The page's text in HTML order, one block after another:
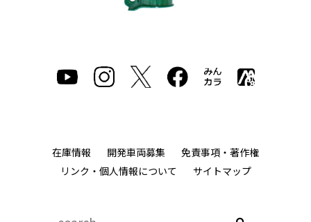
在庫情報 開発車両募集
免責事項・著作権
リンク・個人情報について
サイトマップ